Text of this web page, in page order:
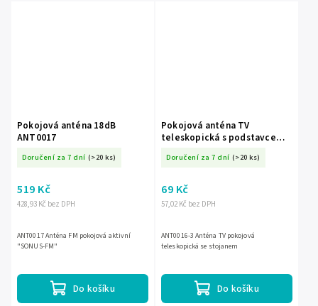
Pokojová anténa 18dB
ANT0017
Doručení za 7 dní (>20 ks)
428,93 Kč bez DPH
519 Kč
Do košíku
ANT0017 Anténa FM pokojová aktivní
"SONUS-FM"
Pokojová anténa TV
teleskopická s podstavcem
Doručení za 7 dní (>20 ks)
57,02 Kč bez DPH
69 Kč
Do košíku
ANT0016-3 Anténa TV pokojová
teleskopická se stojanem